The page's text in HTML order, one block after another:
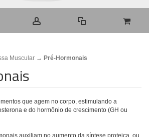
Muscular → Pré-Hormonais
que agem no corpo, estimulando a
e do hormônio de crescimento (GH ou